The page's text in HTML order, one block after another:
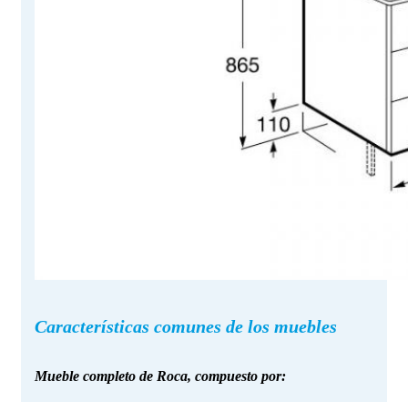
Características comunes de los muebles
Mueble completo de Roca, compuesto por: